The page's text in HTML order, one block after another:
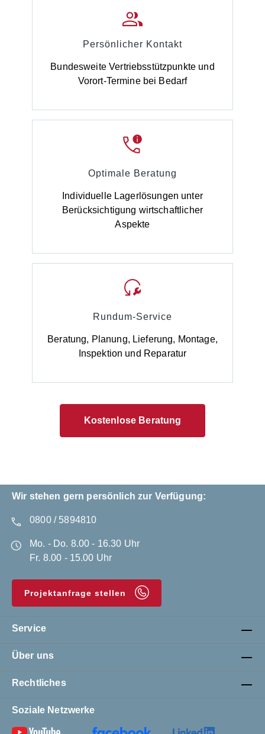
Persönlicher Kontakt
Bundesweite Vertriebsstützpunkte und
Vorort-Termine bei Bedarf
Optimale Beratung
Individuelle Lagerlösungen unter
Berücksichtigung wirtschaftlicher
Aspekte
Rundum-Service
Beratung, Planung, Lieferung, Montage,
Inspektion und Reparatur
Kostenlose Beratung
Wir stehen gern persönlich zur Verfügung:
0800 / 5894810
Mo. - Do. 8.00 - 16.30 Uhr
Fr. 8.00 - 15.00 Uhr
Projektanfrage stellen
Service
Über uns
Rechtliches
Soziale Netzwerke